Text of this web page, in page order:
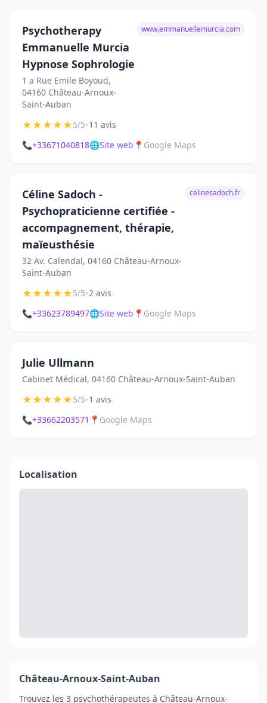
Psychotherapy
Emmanuelle Murcia
Hypnose Sophrologie
1 a Rue Emile Boyoud,
04160 Château-Arnoux-
Saint-Auban
www.emmanuellemurcia.com
★★★★★5/5•11 avis
📞+33671040818🌐Site web 📍 Google Maps
Céline Sadoch -
Psychopraticienne certifiée -
accompagnement, thérapie,
maïeusthésie
32 Av. Calendal, 04160 Château-Arnoux-
Saint-Auban
celinesadoch.fr
★★★★★5/5•2 avis
📞+33623789497🌐Site web 📍 Google Maps
Julie Ullmann
Cabinet Médical, 04160 Château-Arnoux-Saint-Auban
★★★★★5/5•1 avis
📞+33662203571 📍 Google Maps
Localisation
Château-Arnoux-Saint-Auban
Trouvez les 3 psychothérapeutes à Château-Arnoux-